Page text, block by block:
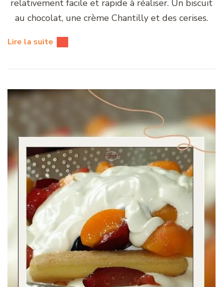
relativement facile et rapide à réaliser. Un biscuit
au chocolat, une crème Chantilly et des cerises.
Lire la suite